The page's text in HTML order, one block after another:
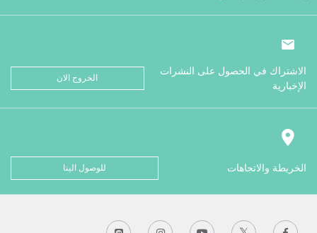
الاشتراك في الحصول على النشرات
الإخبارية
الخروج الان
الخريطة والاتجاهات للوصول الينا